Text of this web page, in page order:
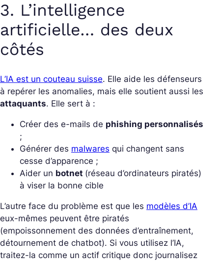
3. L’intelligence
artificielle… des deux
côtés
L’IA est un couteau suisse. Elle aide les défenseurs
à repérer les anomalies, mais elle soutient aussi les
attaquants. Elle sert à :
Créer des e-mails de phishing personnalisés
;
Générer des malwares qui changent sans
cesse d’apparence ;
Aider un botnet (réseau d’ordinateurs piratés)
à viser la bonne cible
L’autre face du problème est que les modèles d’IA
eux-mêmes peuvent être piratés
(empoissonnement des données d’entraînement,
détournement de chatbot). Si vous utilisez l’IA,
traitez-la comme un actif critique donc journalisez